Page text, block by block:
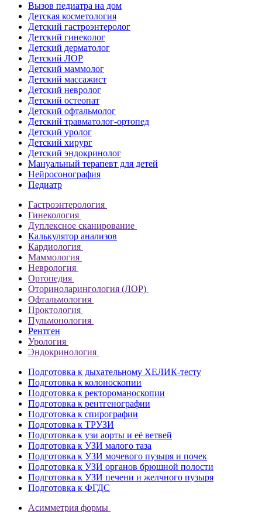
Вызов педиатра на дом
Детская косметология
Детский гастроэнтеролог
Детский гинеколог
Детский дерматолог
Детский ЛОР
Детский маммолог
Детский массажист
Детский невролог
Детский остеопат
Детский офтальмолог
Детский травматолог-ортопед
Детский уролог
Детский хирург
Детский эндокринолог
Мануальный терапевт для детей
Нейросонография
Педиатр
Гастроэнтерология
Гинекология
Дуплексное сканирование
Калькулятор анализов
Кардиология
Маммология
Неврология
Ортопедия
Оториноларингология (ЛОР)
Офтальмология
Проктология
Пульмонология
Рентген
Урология
Эндокринология
Подготовка к дыхательному ХЕЛИК-тесту
Подготовка к колоноскопии
Подготовка к ректороманоскопии
Подготовка к рентгенографии
Подготовка к спирографии
Подготовка к ТРУЗИ
Подготовка к узи аорты и её ветвей
Подготовка к УЗИ малого таза
Подготовка к УЗИ мочевого пузыря и почек
Подготовка к УЗИ органов брюшной полости
Подготовка к УЗИ печени и желчного пузыря
Подготовка к ФГДС
Асимметрия формы